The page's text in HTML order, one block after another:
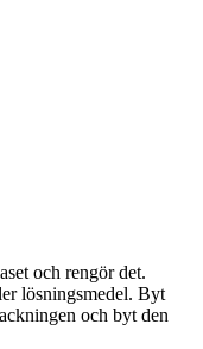
och rengör det.
lösningsmedel. Byt
och byt den